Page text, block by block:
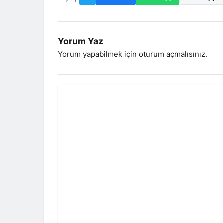
Yorum Yaz
Yorum yapabilmek için oturum açmalısınız.